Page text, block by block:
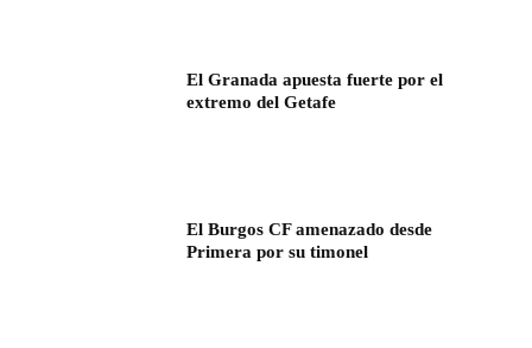
El Granada apuesta fuerte por el
extremo del Getafe
El Burgos CF amenazado desde
Primera por su timonel